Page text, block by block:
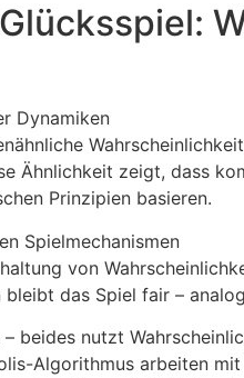
Dynamiken
Ähnlichkeit zeigt, dass
Prinzipien basieren.
Spielmechanismen
von
das Spiel fair –
beides nutzt
Algorithmus arbeiten